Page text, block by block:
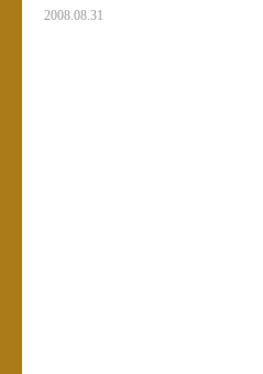
2008.08.31
お知らせ